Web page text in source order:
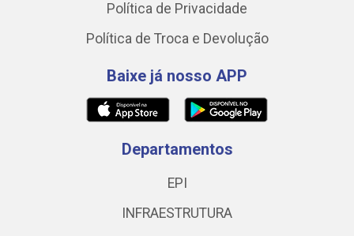
Política de Privacidade
Política de Troca e Devolução
Baixe já nosso APP
Departamentos
EPI
INFRAESTRUTURA